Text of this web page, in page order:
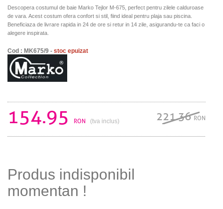
Descopera costumul de baie Marko Tejlor M-675, perfect pentru zilele calduroase
de vara. Acest costum ofera confort si stil, fiind ideal pentru plaja sau piscina.
Beneficiaza de livrare rapida in 24 de ore si retur in 14 zile, asigurandu-te ca faci o
alegere inspirata.
Cod : MK675/9 - stoc epuizat
154.95 RON (tva inclus) 221.36RON
Produs indisponibil
momentan !